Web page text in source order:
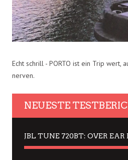
Echt schrill - PORTO ist ein Trip wert,
nerven.
NEUESTE